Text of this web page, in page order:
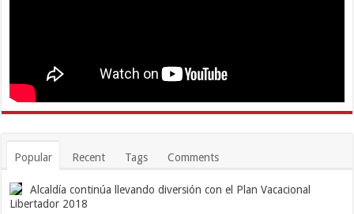
Popular Recent Tags Comments
Alcaldía continúa llevando diversión con el Plan Vacacional
Libertador 2018